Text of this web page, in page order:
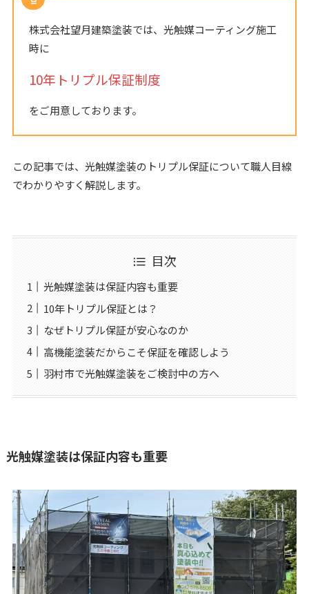
株式会社望月建築塗装では、光触媒コーティング施工
時に
10年トリプル保証制度
をご用意しております。
この記事では、光触媒塗装のトリプル保証について職人目線
でわかりやすく解説します。
目次
光触媒塗装は保証内容も重要
10年トリプル保証とは？
なぜトリプル保証が安心なのか
高機能塗装だからこそ保証を確認しよう
羽村市で光触媒塗装をご検討中の方へ
光触媒塗装は保証内容も重要